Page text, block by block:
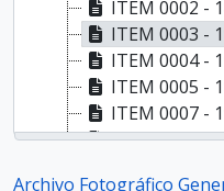
ITEM 0002 -
ITEM 0003 -
ITEM 0004 - 1936 - 26 de
ITEM 0005 - 1936 - 2 de
ITEM 0007 - 1936 - 9 de
ITEM 0008 - 1936 - 9 de
Archivo Fotográfico